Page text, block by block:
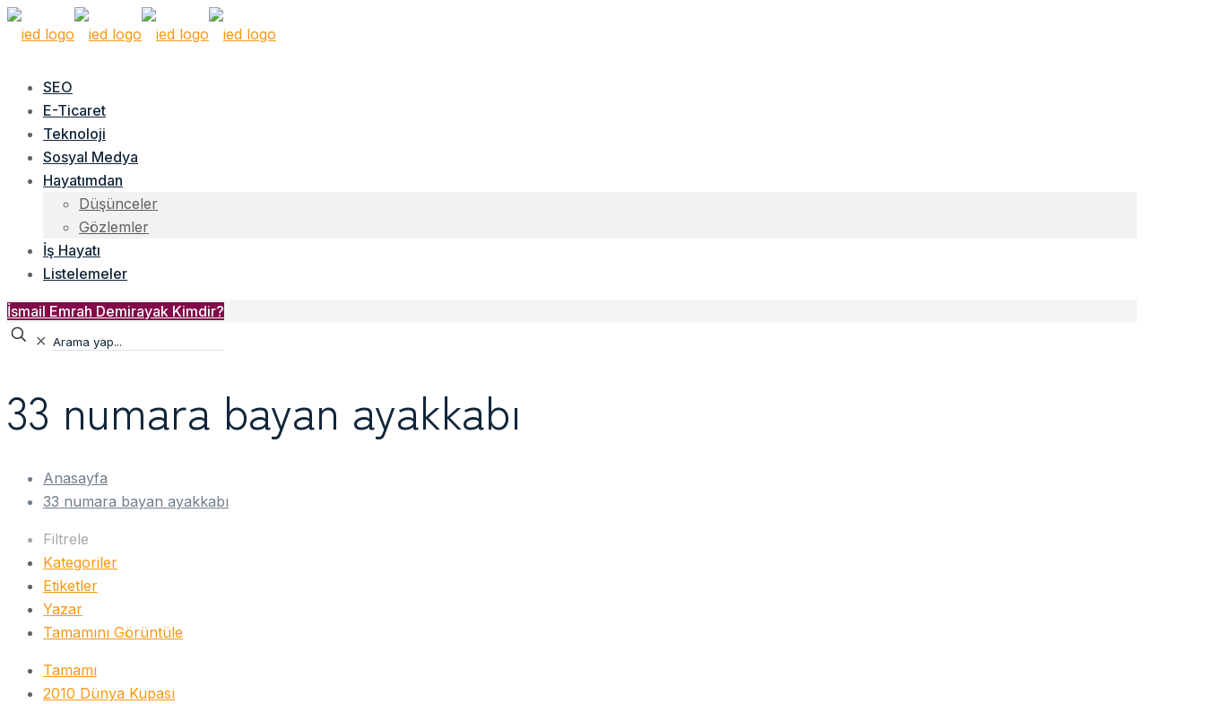
SEO
E-Ticaret
Teknoloji
Sosyal Medya
Hayatımdan
Düşünceler
Gözlemler
İş Hayatı
Listelemeler
İsmail Emrah Demirayak Kimdir?
✕
33 numara bayan ayakkabı
Anasayfa
33 numara bayan ayakkabı
Filtrele
Kategoriler
Etiketler
Yazar
Tamamını Görüntüle
Tamamı
2010 Dünya Kupası